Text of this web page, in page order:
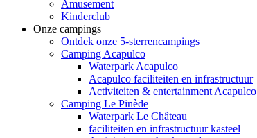
Amusement
Kinderclub
Onze campings
Ontdek onze 5-sterrencampings
Camping Acapulco
Waterpark Acapulco
Acapulco faciliteiten en infrastructuur
Activiteiten & entertainment Acapulco
Camping Le Pinède
Waterpark Le Château
faciliteiten en infrastructuur kasteel